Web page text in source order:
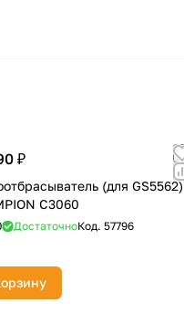
₽
(для GS5562)
C3060
ДостаточноКод. 57796